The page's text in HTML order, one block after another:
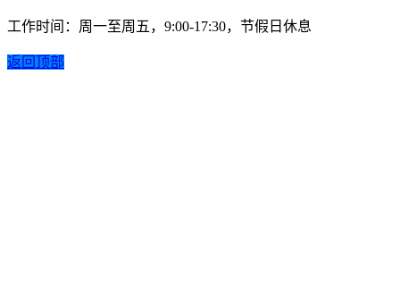
工作时间：周一至周五，9:00-17:30，节假日休息
返回顶部